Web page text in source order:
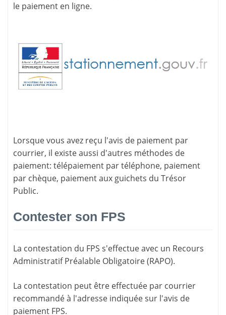
le paiement en ligne.
Lorsque vous avez reçu l'avis de paiement par
courrier, il existe aussi d'autres méthodes de
paiement: télépaiement par téléphone, paiement
par chèque, paiement aux guichets du Trésor
Public.
Contester son FPS
La contestation du FPS s'effectue avec un Recours
Administratif Préalable Obligatoire (RAPO).
La contestation peut être effectuée par courrier
recommandé à l'adresse indiquée sur l'avis de
paiement FPS.